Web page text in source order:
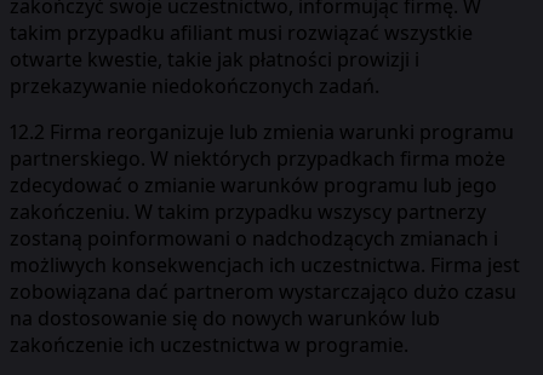
zakończyć swoje uczestnictwo, informując firmę. W
takim przypadku afiliant musi rozwiązać wszystkie
otwarte kwestie, takie jak płatności prowizji i
przekazywanie niedokończonych zadań.
12.2 Firma reorganizuje lub zmienia warunki programu
partnerskiego. W niektórych przypadkach firma może
zdecydować o zmianie warunków programu lub jego
zakończeniu. W takim przypadku wszyscy partnerzy
zostaną poinformowani o nadchodzących zmianach i
możliwych konsekwencjach ich uczestnictwa. Firma jest
zobowiązana dać partnerom wystarczająco dużo czasu
na dostosowanie się do nowych warunków lub
zakończenie ich uczestnictwa w programie.